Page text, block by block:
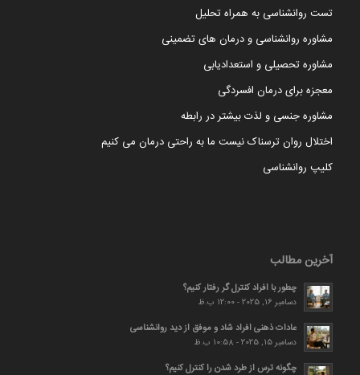
تست روانشناسی به همراه تحلیل
مشاوره روانشناسی و درمان های تضمینی
مشاوره تحصیلی و استعدادیابی
معجزه برای درمان افسردگی
مشاوره جنسی و لذت بیشتر در رابطه
اختلال روان ترسناک نیست ما به راحتی درمان می کنیم
کلیپ روانشناسی
آخرین مطالب
چطور با افراد کنترل گر رفتار کنیم؟
دسامبر 16, 2025 - 12:00 ب.ظ
عادات ذهنی افراد شاد و موفق از دید روانشناسی
دسامبر 15, 2025 - 10:58 ب.ظ
چگونه ترس از طرد شدن را کنترل کنیم؟